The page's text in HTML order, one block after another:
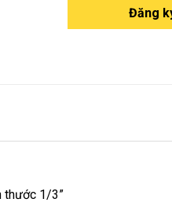
Đăng
thước 1/3”